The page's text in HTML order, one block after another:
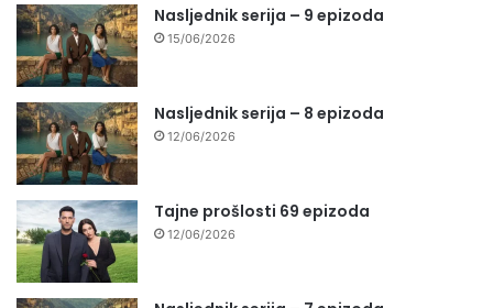
Nasljednik serija – 9 epizoda
15/06/2026
Nasljednik serija – 8 epizoda
12/06/2026
Tajne prošlosti 69 epizoda
12/06/2026